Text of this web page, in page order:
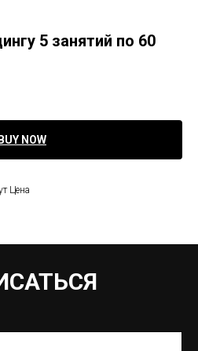
5 занятий по 60
BUY NOW
Цена